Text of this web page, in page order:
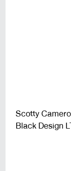
Scotty
Black Design